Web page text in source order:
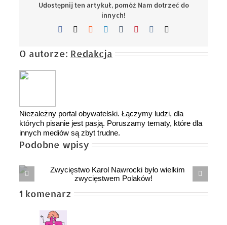
Udostępnij ten artykuł, pomóż Nam dotrzeć do
innych!
Facebook Reddit LinkedIn
TumblrPinterest
O autorze: Redakcja
Niezależny portal obywatelski. Łączymy ludzi, dla
których pisanie jest pasją. Poruszamy tematy, które dla
innych mediów są zbyt trudne.
Podobne wpisy
Mija rok od objęcia urzędu prezydenta
1 komenarz